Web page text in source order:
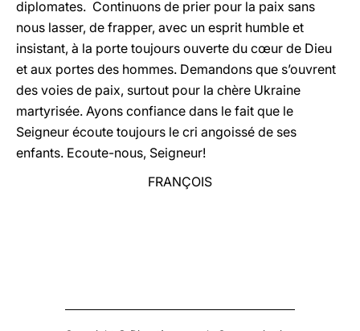
diplomates. Continuons de prier pour la paix sans
nous lasser, de frapper, avec un esprit humble et
insistant, à la porte toujours ouverte du cœur de Dieu
et aux portes des hommes. Demandons que s’ouvrent
des voies de paix, surtout pour la chère Ukraine
martyrisée. Ayons confiance dans le fait que le
Seigneur écoute toujours le cri angoissé de ses
enfants. Ecoute-nous, Seigneur!
FRANÇOIS